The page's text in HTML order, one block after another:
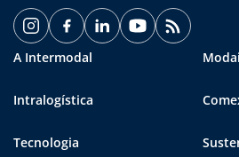
A Intermodal
Intralogística
Tecnologia